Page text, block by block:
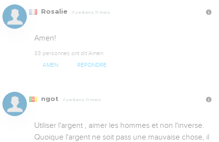
Rosalie Il y a 8 ans, 11 mois
Amen!
33 personnes ont dit Amen
AMEN RÉPONDRE
ngot Il y a 8 ans, 11 mois
Utiliser l'argent , aimer les hommes et non l'inverse.
Quoique l'argent ne soit pass une mauvaise chose, il